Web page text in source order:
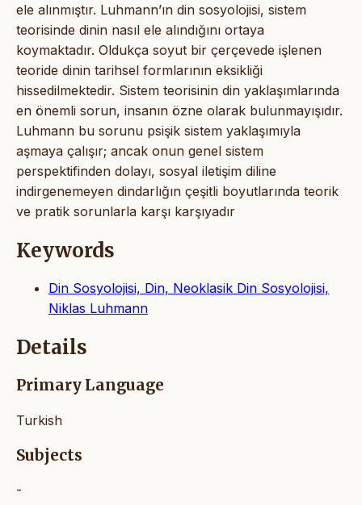
ele alınmıştır. Luhmann’ın din sosyolojisi, sistem
teorisinde dinin nasıl ele alındığını ortaya
koymaktadır. Oldukça soyut bir çerçevede işlenen
teoride dinin tarihsel formlarının eksikliği
hissedilmektedir. Sistem teorisinin din yaklaşımlarında
en önemli sorun, insanın özne olarak bulunmayışıdır.
Luhmann bu sorunu psişik sistem yaklaşımıyla
aşmaya çalışır; ancak onun genel sistem
perspektifinden dolayı, sosyal iletişim diline
indirgenemeyen dindarlığın çeşitli boyutlarında teorik
ve pratik sorunlarla karşı karşıyadır
Keywords
Din Sosyolojisi, Din, Neoklasik Din Sosyolojisi,
Niklas Luhmann
Details
Primary Language
Turkish
Subjects
-